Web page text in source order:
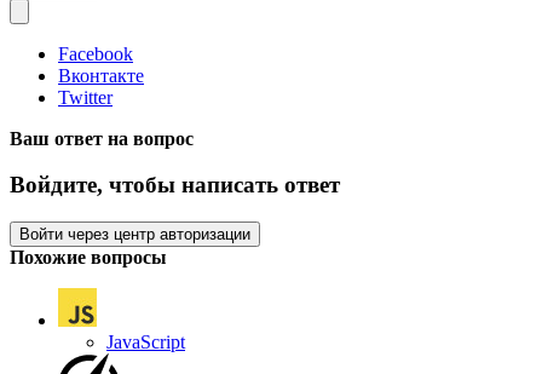
Facebook
Вконтакте
Twitter
Ваш ответ на вопрос
Войдите, чтобы написать ответ
Войти через центр авторизации
Похожие вопросы
JavaScript